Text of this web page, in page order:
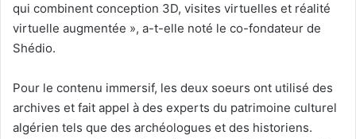
qui combinent conception 3D, visites virtuelles et réalité
virtuelle augmentée », a-t-elle noté le co-fondateur de
Shédio.
Pour le contenu immersif, les deux soeurs ont utilisé des
archives et fait appel à des experts du patrimoine culturel
algérien tels que des archéologues et des historiens.